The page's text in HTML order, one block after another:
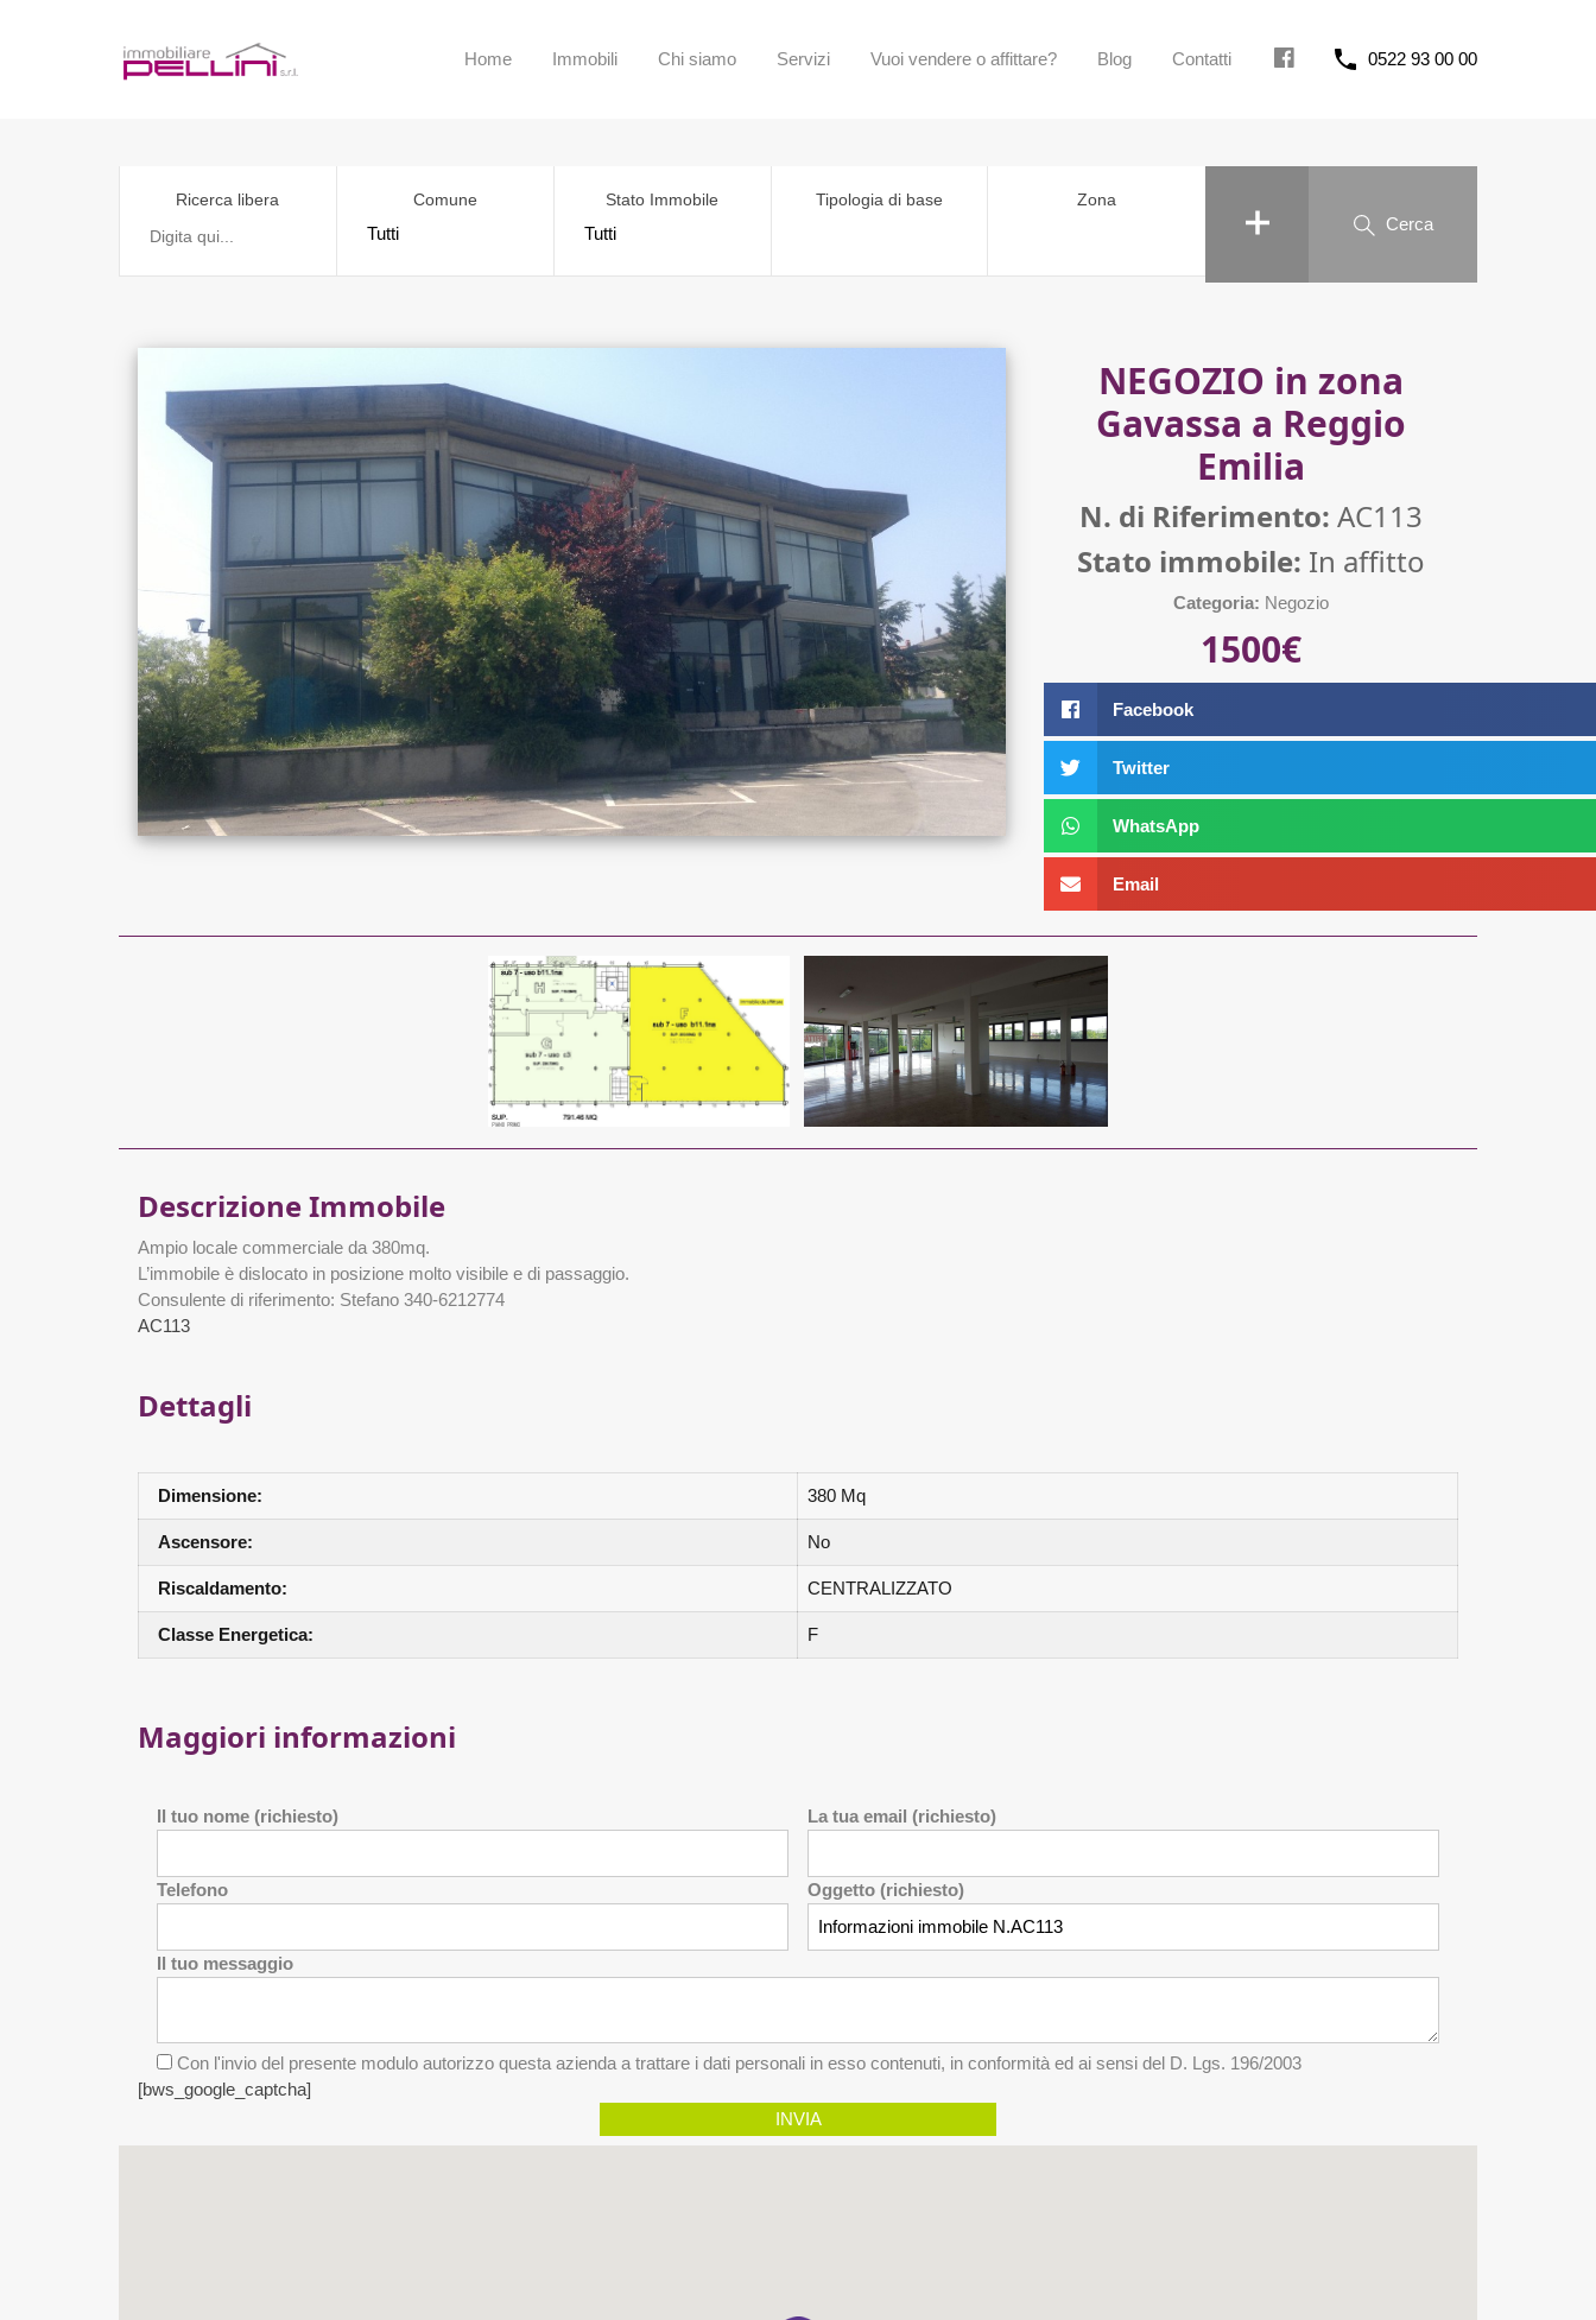
Home Immobili Chi siamo Servizi Vuoi vendere o affittare? Blog Contatti 0522 93 00 00
Ricerca libera Comune Stato Immobile Tipologia di base Zona
Cerca
NEGOZIO in zona
Gavassa a Reggio
Emilia
N. di Riferimento: AC113
Stato immobile: In affitto
Categoria: Negozio
1500€
Facebook
Twitter
WhatsApp
Email
Descrizione Immobile
Ampio locale commerciale da 380mq.
L’immobile è dislocato in posizione molto visibile e di passaggio.
Consulente di riferimento: Stefano 340-6212774
AC113
Dettagli
Dimensione: 380 Mq
Ascensore: No
Riscaldamento: CENTRALIZZATO
Classe Energetica: F
Maggiori informazioni
Il tuo nome (richiesto) La tua email (richiesto)
Telefono Oggetto (richiesto)
Il tuo messaggio
Con l'invio del presente modulo autorizzo questa azienda a trattare i dati personali in esso contenuti, in conformità ed ai sensi del D. Lgs. 196/2003
[bws_google_captcha]
INVIA